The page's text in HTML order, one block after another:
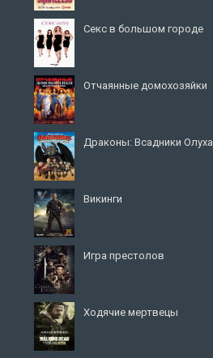
Секс в большом городе
Отчаянные домохозяйки
Драконы: Всадники Олуха
Викинги
Игра престолов
Ходячие мертвецы